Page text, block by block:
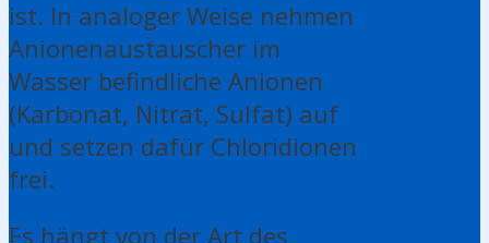
ist. In analoger Weise nehmen
Anionenaustauscher im
Wasser befindliche Anionen
(Karbonat, Nitrat, Sulfat) auf
und setzen dafür Chloridionen
frei.
Es hängt von der Art des